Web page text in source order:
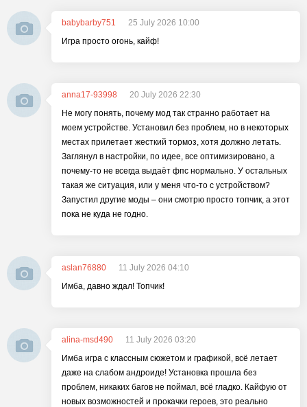
babybarby751
25 July 2026 10:00
Игра просто огонь, кайф!
anna17-93998
20 July 2026 22:30
Не могу понять, почему мод так странно работает на
моем устройстве. Установил без проблем, но в некоторых
местах прилетает жесткий тормоз, хотя должно летать.
Заглянул в настройки, по идее, все оптимизировано, а
почему-то не всегда выдаёт фпс нормально. У остальных
такая же ситуация, или у меня что-то с устройством?
Запустил другие моды – они смотрю просто топчик, а этот
пока не куда не годно.
aslan76880
11 July 2026 04:10
Имба, давно ждал! Топчик!
alina-msd490
11 July 2026 03:20
Имба игра с классным сюжетом и графикой, всё летает
даже на слабом андроиде! Установка прошла без
проблем, никаких багов не поймал, всё гладко. Кайфую от
новых возможностей и прокачки героев, это реально